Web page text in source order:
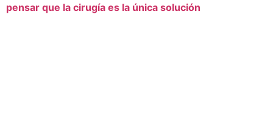
pensar que la cirugía es la única solución